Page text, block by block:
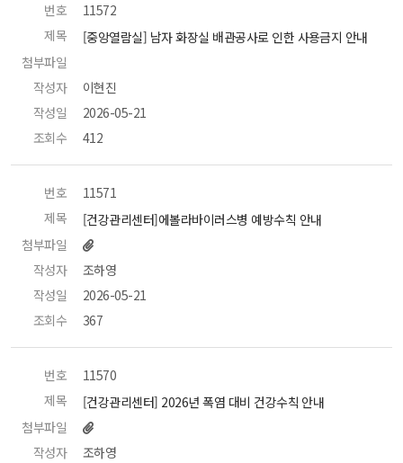
번호
11572
제목
[중앙열람실] 남자 화장실 배관공사로 인한 사용금지 안내
첨부파일
작성자
이현진
작성일
2026-05-21
조회수
412
번호
11571
제목
[건강관리센터]에볼라바이러스병 예방수칙 안내
첨부파일
작성자
조하영
작성일
2026-05-21
조회수
367
번호
11570
제목
[건강관리센터] 2026년 폭염 대비 건강수칙 안내
첨부파일
작성자
조하영